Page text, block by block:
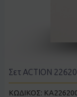
Σετ ACTION
ΚΩΔΙΚΟΣ: